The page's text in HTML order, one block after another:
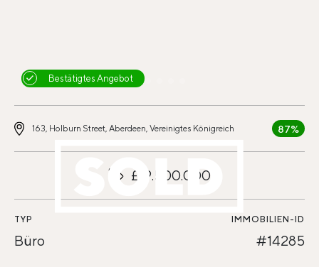
Bestätigtes Angebot
163, Holburn Street, Aberdeen, Vereinigtes Königreich 87%
£19.500.000
TYP
Büro
IMMOBILIEN-ID
#14285